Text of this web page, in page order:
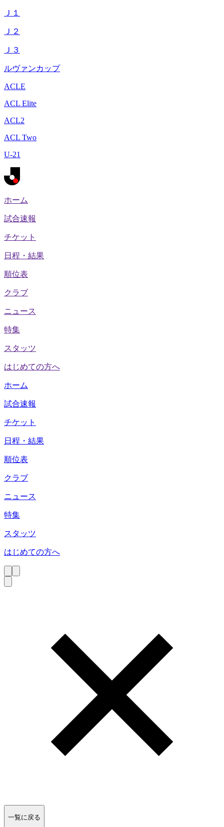
Ｊ１
Ｊ２
Ｊ３
ルヴァンカップ
ACLE
ACL Elite
ACL2
ACL Two
U-21
ホーム
試合速報
チケット
日程・結果
順位表
クラブ
ニュース
特集
スタッツ
はじめての方へ
ホーム
試合速報
チケット
日程・結果
順位表
クラブ
ニュース
特集
スタッツ
はじめての方へ
一覧に戻る